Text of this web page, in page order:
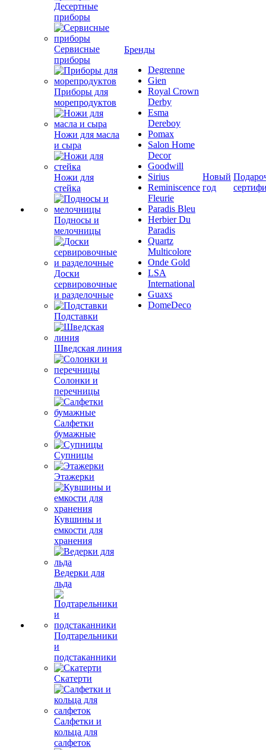
Десертные
приборы
Сервисные
приборы
Приборы для
морепродуктов
Ножи для масла
и сыра
Ножи для
стейка
Подносы и
мелочницы
Доски
сервировочные
и разделочные
Подставки
Шведская линия
Солонки и
перечницы
Салфетки
бумажные
Супницы
Этажерки
Кувшины и
емкости для
хранения
Ведерки для
льда
Подтарельники
и
подстаканники
Скатерти
Салфетки и
кольца для
салфеток
Бренды
Degrenne
Gien
Royal Crown
Derby
Esma
Dereboy
Pomax
Salon Home
Decor
Goodwill
Sirius
Reminiscence
Fleurie
Paradis Bleu
Herbier Du
Paradis
Quartz
Multicolore
Onde Gold
LSA
International
Guaxs
DomeDeco
Новый
год